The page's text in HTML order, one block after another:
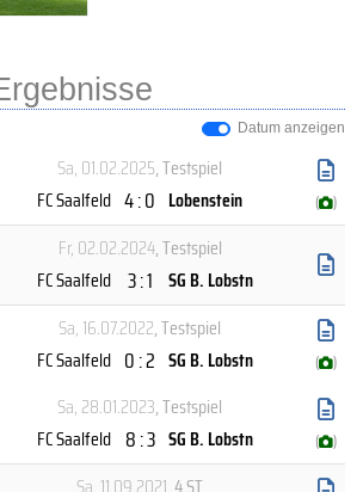
Datum anzeigen
Sa, 01.02.2025, Testspiel
FC Saalfeld 4 : 0 Lobenstein ( )
Fr, 02.02.2024, Testspiel
FC Saalfeld 3 : 1 SG B. Lobstn
Sa, 16.07.2022, Testspiel
FC Saalfeld 0 : 2 SG B. Lobstn ( )
Sa, 28.01.2023, Testspiel
FC Saalfeld 8 : 3 SG B. Lobstn ( )